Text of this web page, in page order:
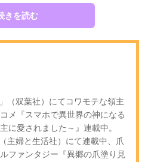
きを読む
（双葉社）にてコワモテな領主
メ『スマホで異世界の神になる
に愛されました～』連載中。
主婦と生活社）にて連載中、爪
ファンタジー『異郷の爪塗り見